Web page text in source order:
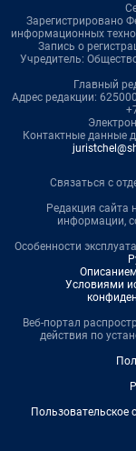
Зарегистрировано
информационных
Запись о
Учредитель:
Главный
Адрес редакции:
Контактные данные
Связаться с
Редакция сайта
информации,
Особенности
Условиями
Веб-портал
действия по
Пользовательское